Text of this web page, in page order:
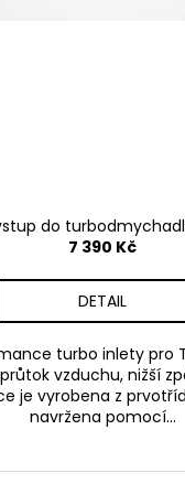
do
7 390 Kč
DETAIL
turbo inlety pro
vzduchu, nižší
je vyrobena z
navržena pomocí...